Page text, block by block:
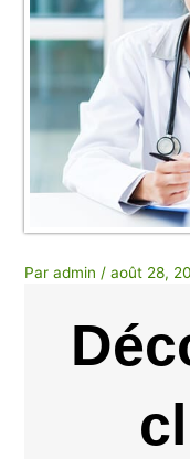
Paradmin/août 28,